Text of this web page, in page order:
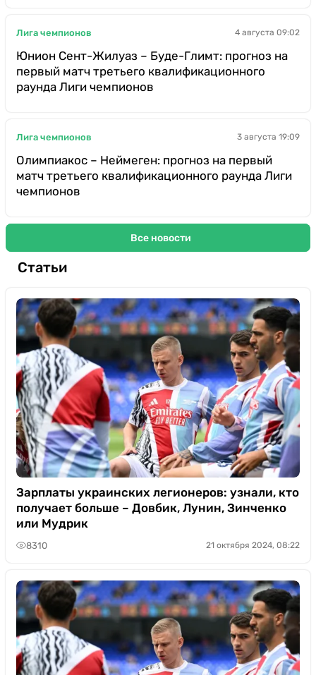
Лига чемпионов 4 августа 09:02
Юнион Сент-Жилуаз – Буде-Глимт: прогноз на
первый матч третьего квалификационного
раунда Лиги чемпионов
Лига чемпионов 3 августа 19:09
Олимпиакос – Неймеген: прогноз на первый
матч третьего квалификационного раунда Лиги
чемпионов
Все новости
Статьи
Зарплаты украинских легионеров: узнали, кто
получает больше – Довбик, Лунин, Зинченко
или Мудрик
8310 21 октября 2024, 08:22